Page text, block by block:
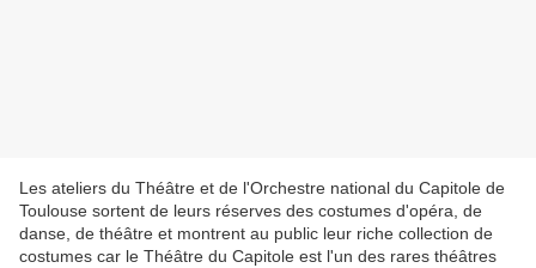
Les ateliers du Théâtre et de l'Orchestre national du Capitole de
Toulouse sortent de leurs réserves des costumes d'opéra, de
danse, de théâtre et montrent au public leur riche collection de
costumes car le Théâtre du Capitole est l'un des rares théâtres